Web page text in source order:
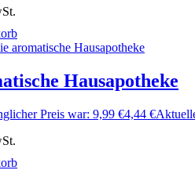
Hausapotheke
Preis war: 9,99 €4,44 €